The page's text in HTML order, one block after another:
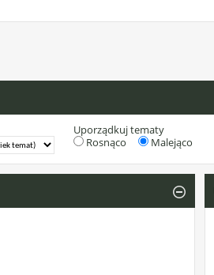
Uporządkuj tematy
Rosnąco
Malejąco